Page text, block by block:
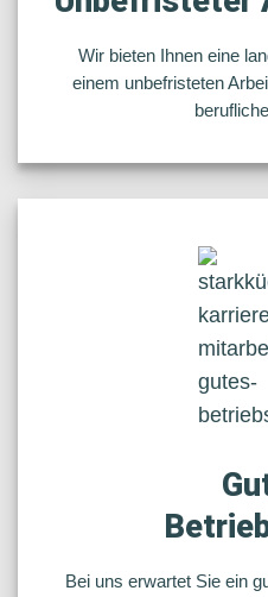
Wir bieten Ihnen eine
einem unbefristeten
Bei uns erwartet Sie ein